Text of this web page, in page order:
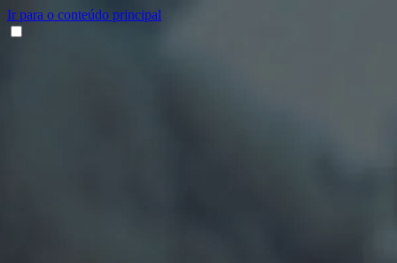
Ir para o conteúdo principal